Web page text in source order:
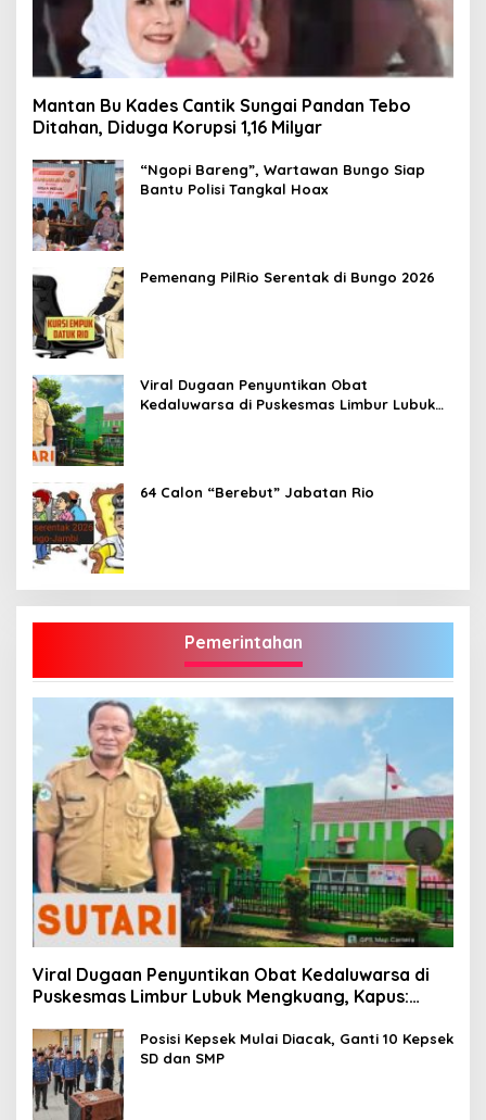
Mantan Bu Kades Cantik Sungai Pandan Tebo
Ditahan, Diduga Korupsi 1,16 Milyar
“Ngopi Bareng”, Wartawan Bungo Siap
Bantu Polisi Tangkal Hoax
Pemenang PilRio Serentak di Bungo 2026
Viral Dugaan Penyuntikan Obat
Kedaluwarsa di Puskesmas Limbur Lubuk
64 Calon “Berebut” Jabatan Rio
Pemerintahan
Viral Dugaan Penyuntikan Obat Kedaluwarsa di
Puskesmas Limbur Lubuk Mengkuang, Kapus:
Posisi Kepsek Mulai Diacak, Ganti 10 Kepsek
SD dan SMP